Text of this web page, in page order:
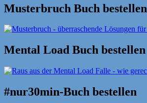
Musterbruch Buch bestellen
Mental Load Buch bestellen
#nur30min-Buch bestellen